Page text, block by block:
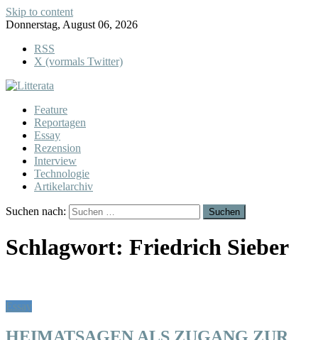
Skip to content
Donnerstag, August 06, 2026
RSS
X (vormals Twitter)
Feature
Reportagen
Essay
Rezension
Interview
Technologie
Artikelarchiv
Suchen nach:
Schlagwort: Friedrich Sieber
Essay
HEIMATSAGEN ALS ZUGANG ZUR